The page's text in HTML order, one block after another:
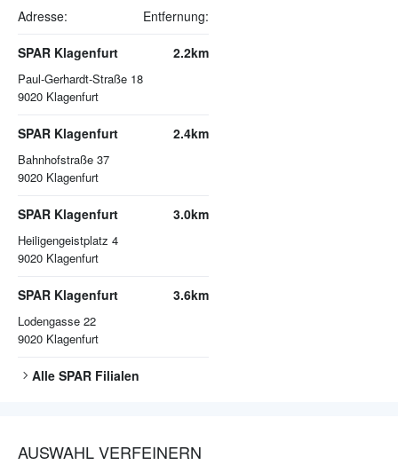
Adresse: Entfernung:
SPAR Klagenfurt
Paul-Gerhardt-Straße 18
9020 Klagenfurt
2.2km
SPAR Klagenfurt
Bahnhofstraße 37
9020 Klagenfurt
2.4km
SPAR Klagenfurt
Heiligengeistplatz 4
9020 Klagenfurt
3.0km
SPAR Klagenfurt
Lodengasse 22
9020 Klagenfurt
3.6km
Alle SPAR Filialen
AUSWAHL VERFEINERN